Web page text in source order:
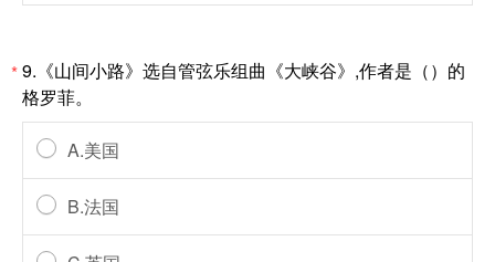
*9.《山间小路》选自管弦乐组曲《大峡谷》,作者是（）的
格罗菲。
A.美国
B.法国